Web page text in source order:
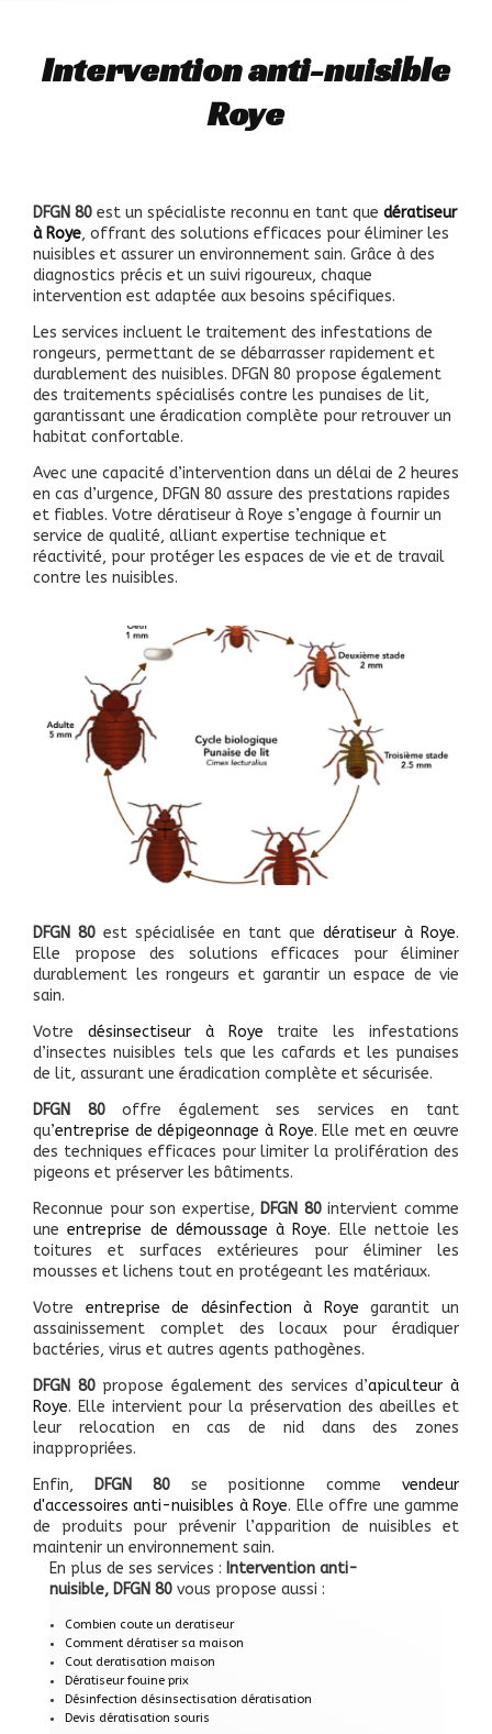
Intervention anti-nuisible
Roye
DFGN 80 est un spécialiste reconnu en tant que dératiseur
à Roye, offrant des solutions efficaces pour éliminer les
nuisibles et assurer un environnement sain. Grâce à des
diagnostics précis et un suivi rigoureux, chaque
intervention est adaptée aux besoins spécifiques.
Les services incluent le traitement des infestations de
rongeurs, permettant de se débarrasser rapidement et
durablement des nuisibles. DFGN 80 propose également
des traitements spécialisés contre les punaises de lit,
garantissant une éradication complète pour retrouver un
habitat confortable.
Avec une capacité d’intervention dans un délai de 2 heures
en cas d’urgence, DFGN 80 assure des prestations rapides
et fiables. Votre dératiseur à Roye s’engage à fournir un
service de qualité, alliant expertise technique et
réactivité, pour protéger les espaces de vie et de travail
contre les nuisibles.
DFGN 80 est spécialisée en tant que dératiseur à Roye.
Elle propose des solutions efficaces pour éliminer
durablement les rongeurs et garantir un espace de vie
sain.
Votre désinsectiseur à Roye
traite les infestations
d’insectes nuisibles tels que les cafards et les punaises
de lit, assurant une éradication complète et sécurisée.
DFGN 80offre également ses services en tant
qu’entreprise de dépigeonnage à Roye. Elle met en œuvre
des techniques efficaces pour limiter la prolifération des
pigeons et préserver les bâtiments.
Reconnue pour son expertise, DFGN 80intervient comme
uneentreprise de démoussage à Roye. Elle nettoie les
toitures et surfaces extérieures pour éliminer les
mousses et lichens tout en protégeant les matériaux.
Votre entreprise de désinfection à Roye
garantit un
assainissement complet des locaux pour éradiquer
bactéries, virus et autres agents pathogènes.
DFGN 80 propose également des services d’apiculteur à
Roye. Elle intervient pour la préservation des abeilles et
leur relocation en cas de nid dans des zones
inappropriées.
Enfin,
DFGN 80 se positionne commevendeur
d'accessoires anti-nuisibles à Roye. Elle offre une gamme
de produits pour prévenir l’apparition de nuisibles et
maintenir un environnement sain.
En plus de ses services : Intervention anti-
nuisible, DFGN 80 vous propose aussi :
Combien coute un deratiseur
Comment dératiser sa maison
Cout deratisation maison
Dératiseur fouine prix
Désinfection désinsectisation dératisation
Devis dératisation souris